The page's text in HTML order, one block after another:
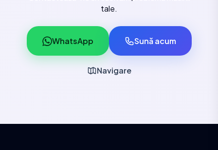
tale.
WhatsApp Sună acum
Navigare